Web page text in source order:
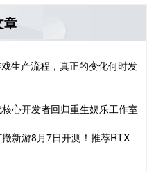
章
生产流程，真正的变化何时发
心开发者回归重生娱乐工作室
新游8月7日开测！推荐RTX